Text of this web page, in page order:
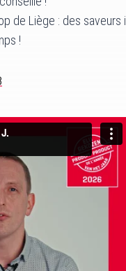
de Liège : des
!